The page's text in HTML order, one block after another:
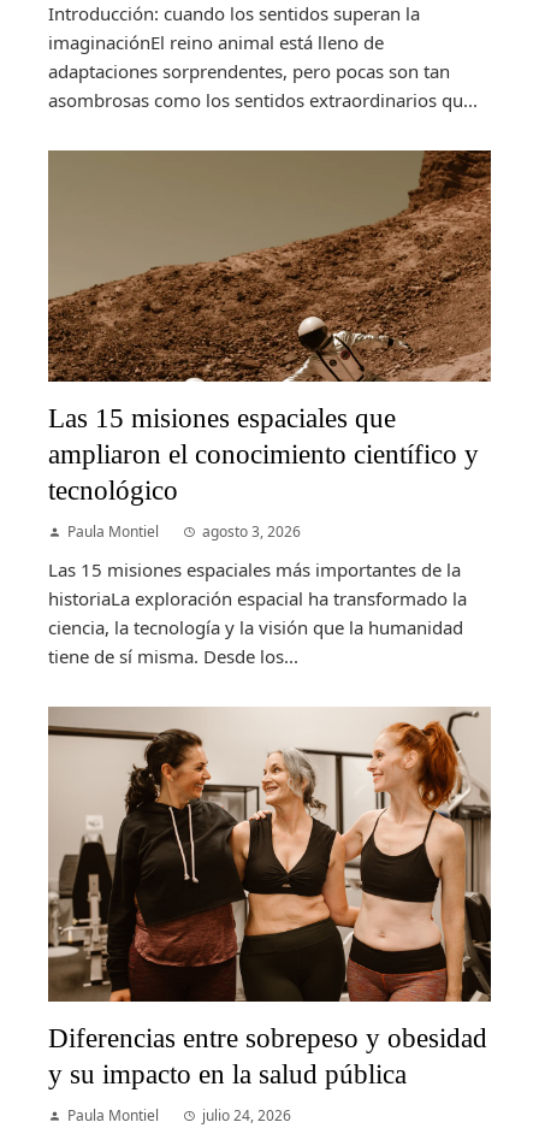
Introducción: cuando los sentidos superan la
imaginaciónEl reino animal está lleno de
adaptaciones sorprendentes, pero pocas son tan
asombrosas como los sentidos extraordinarios qu...
Las 15 misiones espaciales que
ampliaron el conocimiento científico y
tecnológico
Paula Montiel agosto 3, 2026
Las 15 misiones espaciales más importantes de la
historiaLa exploración espacial ha transformado la
ciencia, la tecnología y la visión que la humanidad
tiene de sí misma. Desde los...
Diferencias entre sobrepeso y obesidad
y su impacto en la salud pública
Paula Montiel julio 24, 2026